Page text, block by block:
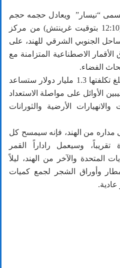
“نيسار” ويعادل حجمه حجم
شاحنة صغيرة، نحو الساعة (12:10 بتوقيت غرينتش) من مركز
الجنوبي الشرقي للهند، على
الاصطناعية المتزامنة مع
الفضاء.
وذكر علماء أن المهمة التي تبلغ تكلفتها 1.3 مليار دولار ستساعد
الأوائل على مواصلة الاستعداد
الأرضية والثورانات
مداره من الهند، فإنه سيمسح كل
وسيعمل راداراً القمر
المتحدة والآخر من الهند، ليلاً
وأوراق الشجر لجمع كميات
عادية.